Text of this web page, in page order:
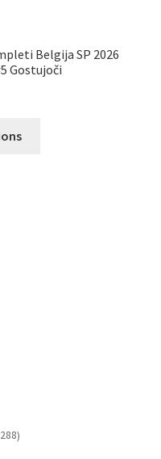
Belgija SP 2026
Gostujoči
izdelkov